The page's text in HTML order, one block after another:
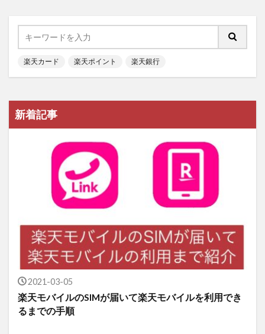
楽天カード 楽天ポイント 楽天銀行
新着記事
2021-03-05
楽天モバイルのSIMが届いて楽天モバイルを利用でき
るまでの手順